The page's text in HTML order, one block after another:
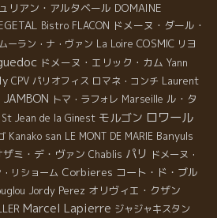
リアン・アルタベール DOMAINE
Bistro FLACON ドメーヌ・ダール・
ムーラン・ナ・ヴァン La Loire COSMIC リヨ
ドメーヌ・エリック・カム Yann
CPV パリオフィス ロマネ・コンチ Laurent
JAMBON トマ・ラフォレ Marseille ル・タ
St Jean de la Ginest モルゴン ロワール
Kanako san LE MONT DE MARIE Banyuls
ザミ・デ・ヴァン Chablis パリ ドメーヌ・
リショーム Corbieres コート・ド・ブル
Jordy Perez オリヴィエ・クザン
Marcel Lapierre ジャジャキスタン